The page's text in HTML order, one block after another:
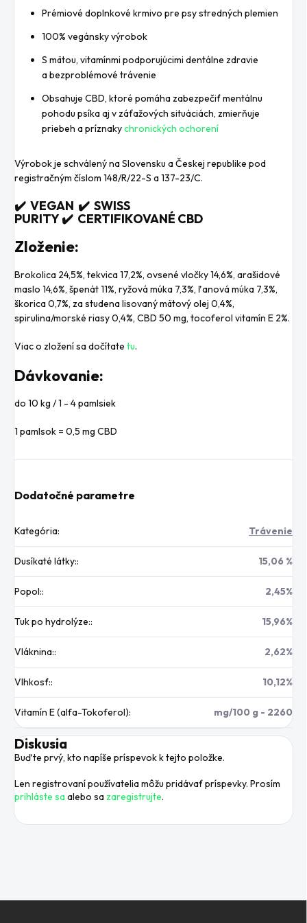
Prémiové doplnkové krmivo pre psy stredných plemien
100% vegánsky výrobok
S mätou, vitamínmi podporujúcimi dentálne zdravie
a bezproblémové trávenie
Obsahuje CBD, ktoré pomáha zabezpečiť mentálnu
pohodu psíka aj v záťažových situáciách, zmierňuje
priebeh a príznakychronických ochorení
Výrobok je schválený na Slovensku a Českej republike pod
registračným číslom 148/R/22-S a 137-23/C.
✔️ VEGAN ✔️ SWISS
PURITY ✔️ CERTIFIKOVANÉ CBD
Zloženie:
Brokolica 24,5%, tekvica 17,2%, ovsené vločky 14,6%, arašidové
maslo 14,6%, špenát 11%, ryžová múka 7,3%, ľanová múka 7,3%,
škorica 0,7%, za studena lisovaný mätový olej 0,4%,
spirulina/morské riasy 0,4%, CBD 50 mg, tocoferol vitamín E 2%.
Viac o zložení sa dočítate tu.
Dávkovanie:
do 10 kg / 1 - 4 pamlsiek
1 pamlsok = 0,5 mg CBD
Dodatočné parametre
Kategória: Trávenie
Dusíkaté látky:: 15,06 %
Popol:: 2,45%
Tuk po hydrolýze:: 15,96%
Vláknina:: 2,62%
Vlhkosť:: 10,12%
Vitamín E (alfa-Tokoferol): mg/100 g - 2260
Diskusia
Buďte prvý, kto napíše príspevok k tejto položke.
Len registrovaní používatelia môžu pridávať príspevky. Prosím
prihláste saalebo sazaregistrujte.